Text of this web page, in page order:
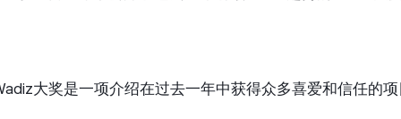
大奖是一项介绍在过去一年中获得众多喜爱和信任的